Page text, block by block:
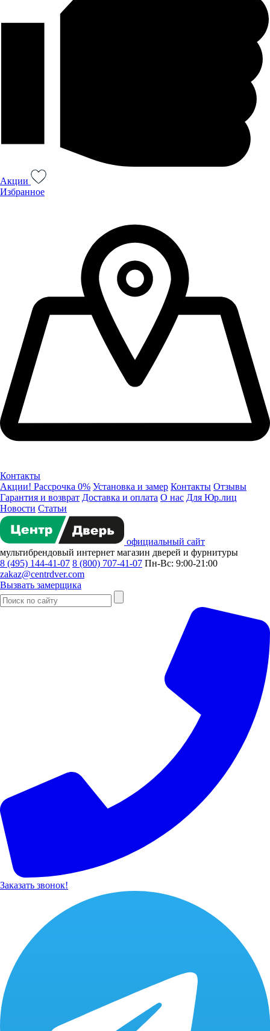
Акции
Избранное
Контакты
Акции! Рассрочка 0% Установка и замер Контакты Отзывы
Гарантия и возврат Доставка и оплата О нас Для Юр.лиц
Новости Статьи
официальный сайт
мультибрендовый интернет магазин дверей и фурнитуры
8 (495) 144-41-07 8 (800) 707-41-07 Пн-Вс: 9:00-21:00
zakaz@centrdver.com
Вызвать замерщика
Заказать звонок!